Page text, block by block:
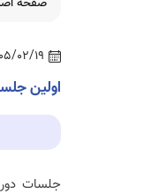
02/19 - 11:34
اولین
جلسات